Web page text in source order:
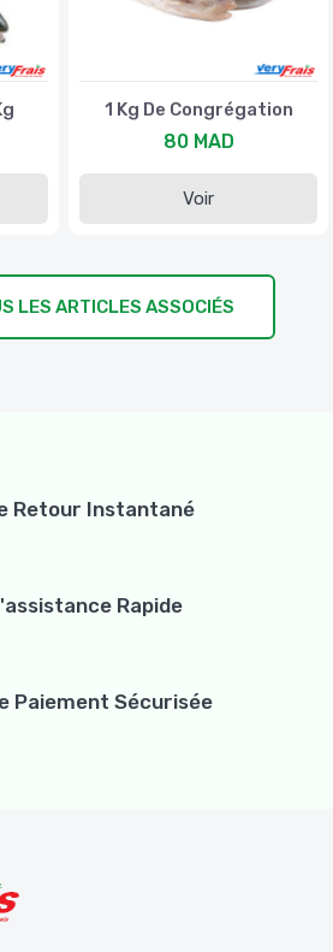
1 Kg De Congrégation
80 MAD
Voir
LES ARTICLES ASSOCIÉS
Retour Instantané
Rapide
Paiement Sécurisée